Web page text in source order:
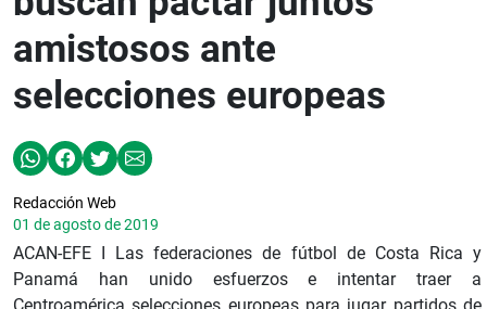
amistosos ante
selecciones europeas
Redacción Web
01 de agosto de 2019
ACAN-EFE I Las federaciones de fútbol de Costa Rica y
Panamá han unido esfuerzos e intentar traer a